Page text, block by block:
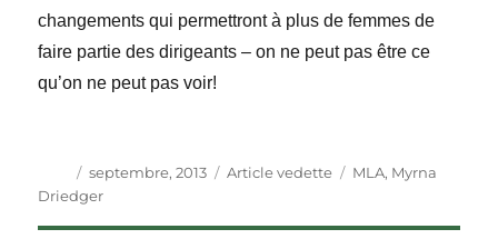
changements qui permettront à plus de femmes de
faire partie des dirigeants – on ne peut pas être ce
qu’on ne peut pas voir!
Auteur
Publié
le
septembre, 2013 Catégories
Article vedette Étiquettes
MLA, Myrna
Driedger